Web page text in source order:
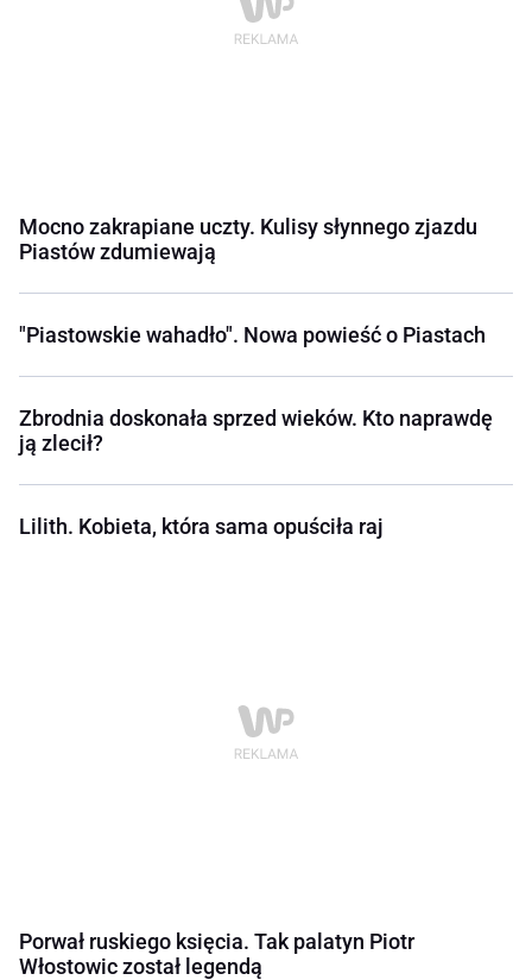
Mocno zakrapiane uczty. Kulisy słynnego zjazdu
Piastów zdumiewają
"Piastowskie wahadło". Nowa powieść o Piastach
Zbrodnia doskonała sprzed wieków. Kto naprawdę
ją zlecił?
Lilith. Kobieta, która sama opuściła raj
Porwał ruskiego księcia. Tak palatyn Piotr
Włostowic został legendą